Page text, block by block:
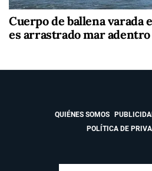
Cuerpo de ballena varada
es arrastrado mar
QUIÉNES SOMOS
POLÍTICA DE